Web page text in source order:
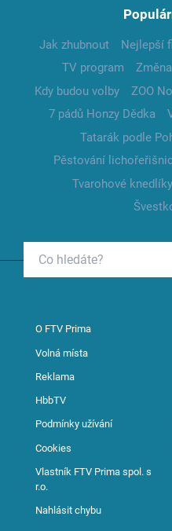
Jak zhubnout Nejlepší
TV program
Kdy budou volby
ZOO
7 pádů Honzy Dědka
Tatarák podle
Pěstování
Tvarohové knedlíky
O FTV Prima
Volná místa
Reklama
HbbTV
Podmínky užívání
Cookies
Vlastník FTV Prima spol. s
r.o.
Nahlásit chybu